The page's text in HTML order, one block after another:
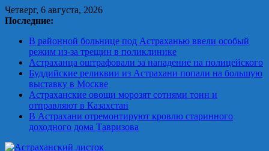
Skip
to
Четверг, 6 августа, 2026
Последние:
В районной больнице под Астраханью ввели особый
режим из‑за трещин в поликлинике
Астраханца оштрафовали за нападение на полицейского
Буддийские реликвии из Астрахани попали на большую
выставку в Москве
Астраханские овощи морозят сотнями тонн и
отправляют в Казахстан
В Астрахани отремонтируют кровлю старинного
доходного дома Тавризова